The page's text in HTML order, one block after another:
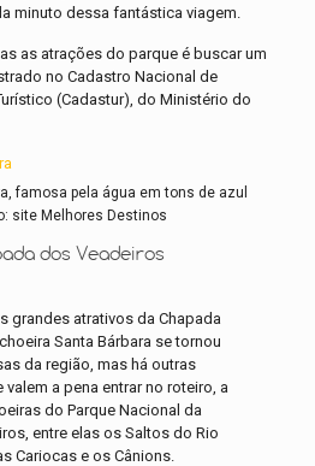
minuto dessa fantástica viagem.
as atrações do parque é buscar um
no Cadastro Nacional de
(Cadastur), do Ministério do
famosa pela água em tons de azul
site Melhores Destinos
dos Veadeiros
grandes atrativos da Chapada
Santa Bárbara se tornou
da região, mas há outras
a pena entrar no roteiro, a
do Parque Nacional da
entre elas os Saltos do Rio
Cariocas e os Cânions.